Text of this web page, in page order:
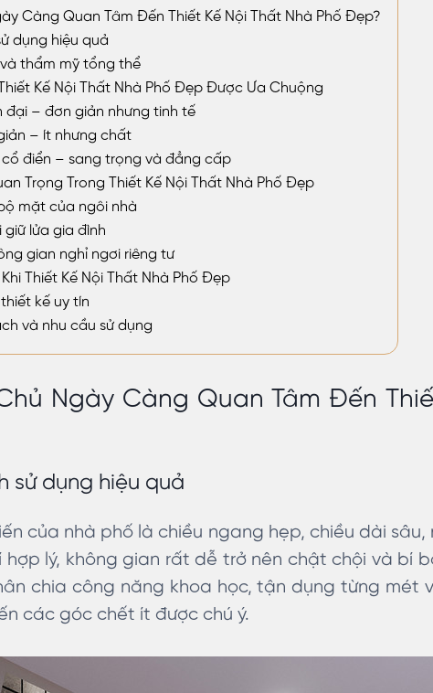
Càng Quan Tâm Đến Thiết Kế Nội Thất Nhà Phố Đẹp?
dụng hiệu quả
và thẩm mỹ tổng thể
Kế Nội Thất Nhà Phố Đẹp Được Ưa Chuộng
đại – đơn giản nhưng tinh tế
– ít nhưng chất
điển – sang trọng và đẳng cấp
Trọng Trong Thiết Kế Nội Thất Nhà Phố Đẹp
mặt của ngôi nhà
giữ lửa gia đình
gian nghỉ ngơi riêng tư
Thiết Kế Nội Thất Nhà Phố Đẹp
kế uy tín
và nhu cầu sử dụng
Ngày Càng Quan Tâm Đến
sử dụng hiệu quả
của nhà phố là chiều ngang hẹp, chiều dài sâu,
hợp lý, không gian rất dễ trở nên chật chội và bí
chia công năng khoa học, tận dụng từng mét
các góc chết ít được chú ý.